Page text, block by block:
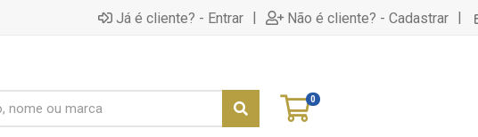
Já é cliente? - Entrar | Não é cliente? - Cadastrar |
0